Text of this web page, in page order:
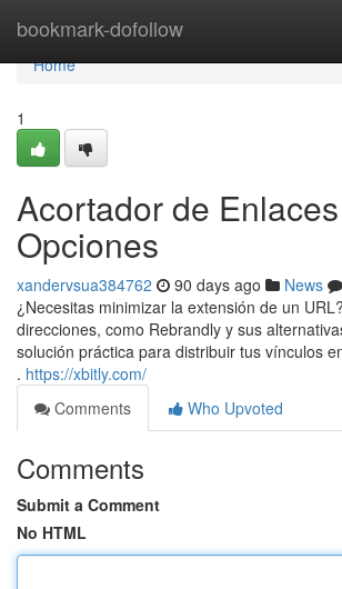
bookmark-dofollow
Home
Home
1
Acortador de
Opciones
xandervsua384762 90 days ago News
¿Necesitas minimizar la extensión de un
direcciones, como Rebrandly y sus
solución práctica para distribuir tus vínculos
. https://xbitly.com/
Comments
Who Upvoted
Comments
Submit a Comment
No HTML